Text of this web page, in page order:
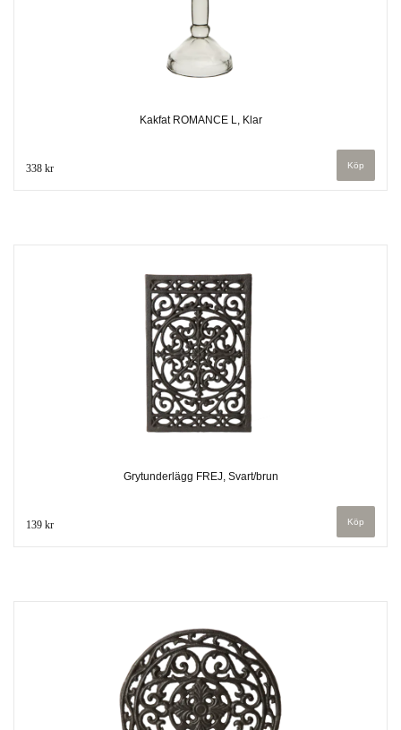
Kakfat ROMANCE L, Klar
338 kr
Grytunderlägg FREJ, Svart/brun
139 kr